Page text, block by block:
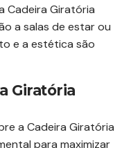
Cadeira Giratória
a salas de estar ou
e a estética são
Giratória
a Cadeira Giratória
para maximizar